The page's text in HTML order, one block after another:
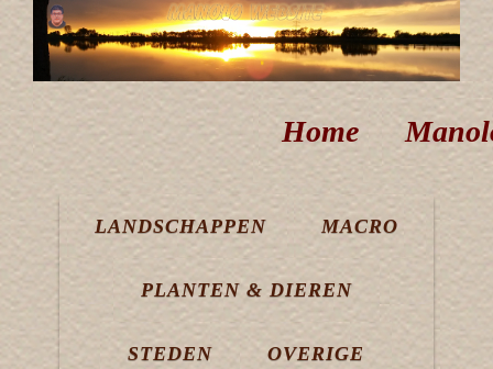
Home
LANDSCHAPPEN MACRO
PLANTEN & DIEREN
STEDEN OVERIGE